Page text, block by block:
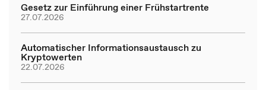
Gesetz zur Einführung einer Frühstartrente
27.07.2026
Automatischer Informationsaustausch zu
Kryptowerten
22.07.2026